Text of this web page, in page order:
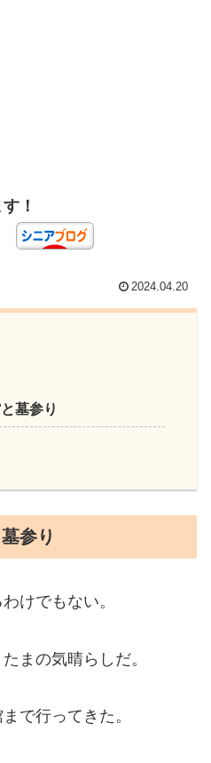
！
2024.04.20
墓参り
参り
けでもない。
まの気晴らしだ。
で行ってきた。